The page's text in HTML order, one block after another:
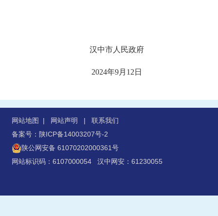
汉中市人民政府
2024年9月12日
网站地图 | 网站声明 | 联系我们
备案号：陕ICP备14003207号-2
陕公网安备 61070202000361号
网站标识码：6107000054 汉中网安：61230055